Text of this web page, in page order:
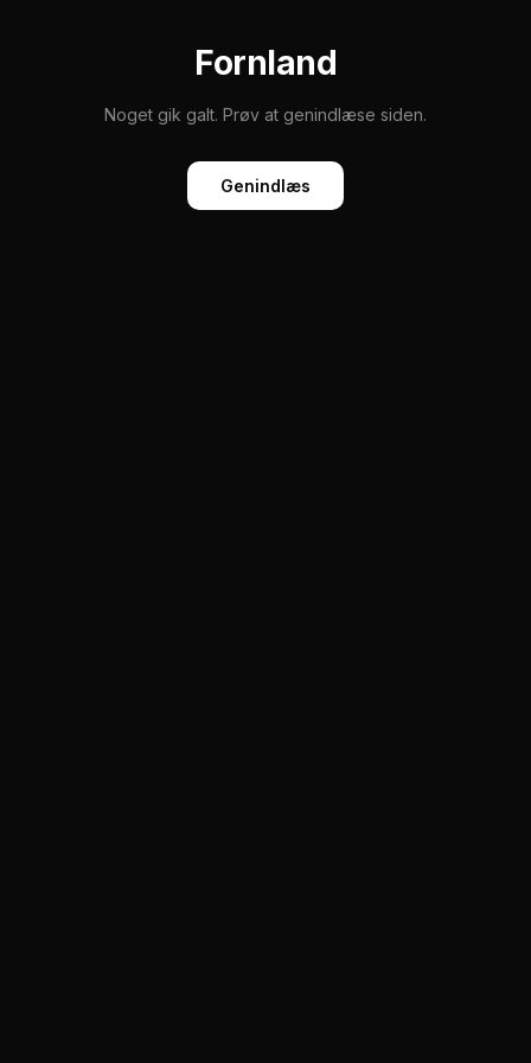
Fornland
Noget gik galt. Prøv at genindlæse siden.
Genindlæs